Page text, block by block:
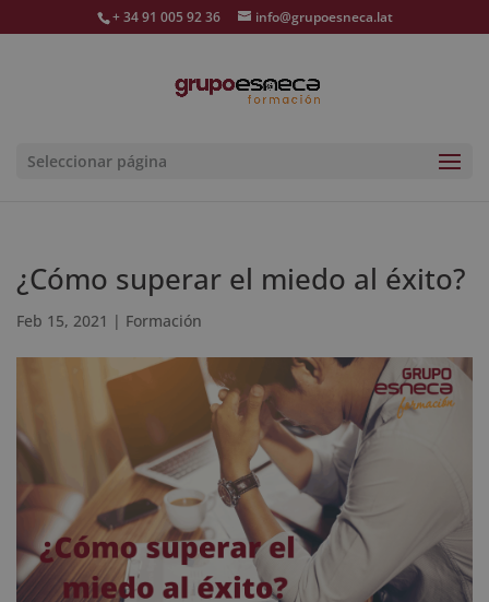
+ 34 91 005 92 36 info@grupoesneca.lat
Seleccionar página
¿Cómo superar el miedo al éxito?
Feb 15, 2021 | Formación